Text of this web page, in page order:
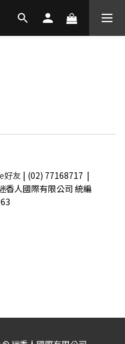
好友 | (02) 77168717 |
香人國際有限公司 統編